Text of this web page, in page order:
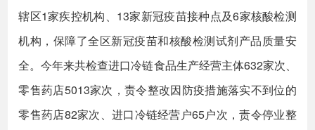
辖区1家疾控机构、13家新冠疫苗接种点及6家核酸检测
机构，保障了全区新冠疫苗和核酸检测试剂产品质量安
全。今年来共检查进口冷链食品生产经营主体632家次、
零售药店5013家次，责令整改因防疫措施落实不到位的
零售药店82家次、进口冷链经营户65户次，责令停业整